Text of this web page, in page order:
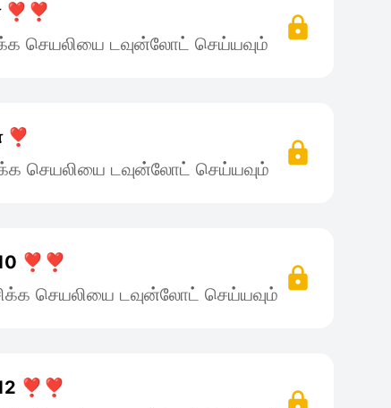
❣️❣️
செயலியை டவுன்லோட் செய்யவும்
❣️
செயலியை டவுன்லோட் செய்யவும்
10 ❣️❣️
செயலியை டவுன்லோட் செய்யவும்
12 ❣️❣️